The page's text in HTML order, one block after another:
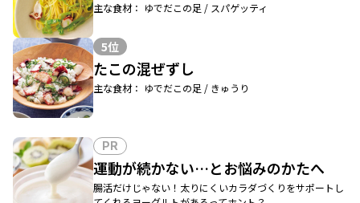
主な食材： ゆでだこの足 / スパゲッティ
5位
たこの混ぜずし
主な食材： ゆでだこの足 / きゅうり
PR
運動が続かない…とお悩みのかたへ
腸活だけじゃない！太りにくいカラダづくりをサポートし